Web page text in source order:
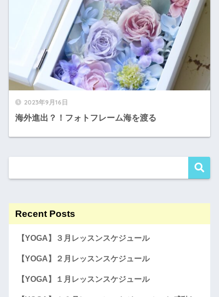
2023年9月16日
海外進出？！フォトフレーム海を渡る
Recent Posts
【YOGA】３月レッスンスケジュール
【YOGA】２月レッスンスケジュール
【YOGA】１月レッスンスケジュール